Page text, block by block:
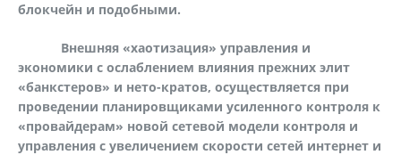
блокчейн и подобными.
Внешняя «хаотизация» управления и
экономики с ослаблением влияния прежних элит
«банкстеров» и нето-кратов, осуществляется при
проведении планировщиками усиленного контроля к
«провайдерам» новой сетевой модели контроля и
управления с увеличением скорости сетей интернет и